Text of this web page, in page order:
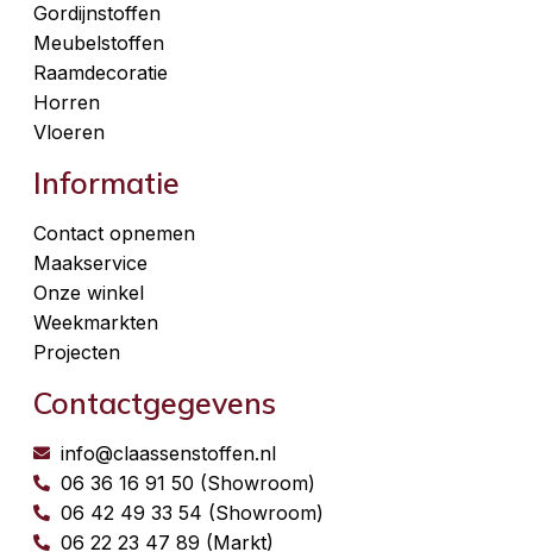
Gordijnstoffen
Meubelstoffen
Raamdecoratie
Horren
Vloeren
Informatie
Contact opnemen
Maakservice
Onze winkel
Weekmarkten
Projecten
Contactgegevens
info@claassenstoffen.nl
06 36 16 91 50 (Showroom)
06 42 49 33 54 (Showroom)
06 22 23 47 89 (Markt)